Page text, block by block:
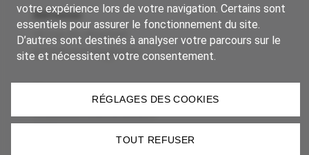
Adresse
14 rue du Brochet
67300 Schiltigheim
Notre groupe
votre expérience lors de votre navigation. Certains sont
essentiels pour assurer le fonctionnement du site.
D’autres sont destinés à analyser votre parcours sur le
site et nécessitent votre consentement.
RÉGLAGES DES COOKIES
TOUT REFUSER